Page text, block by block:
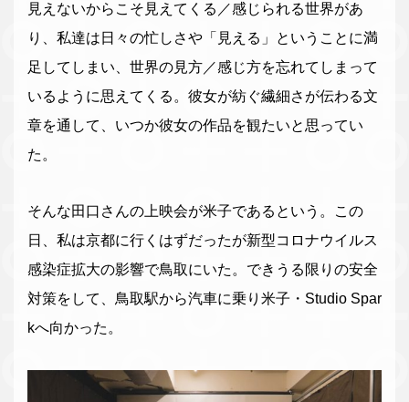
見えないからこそ見えてくる／感じられる世界があ
り、私達は日々の忙しさや「見える」ということに満
足してしまい、世界の見方／感じ方を忘れてしまって
いるように思えてくる。彼女が紡ぐ繊細さが伝わる文
章を通して、いつか彼女の作品を観たいと思ってい
た。
そんな田口さんの上映会が米子であるという。この
日、私は京都に行くはずだったが新型コロナウイルス
感染症拡大の影響で鳥取にいた。できうる限りの安全
対策をして、鳥取駅から汽車に乗り米子・Studio Spar
kへ向かった。